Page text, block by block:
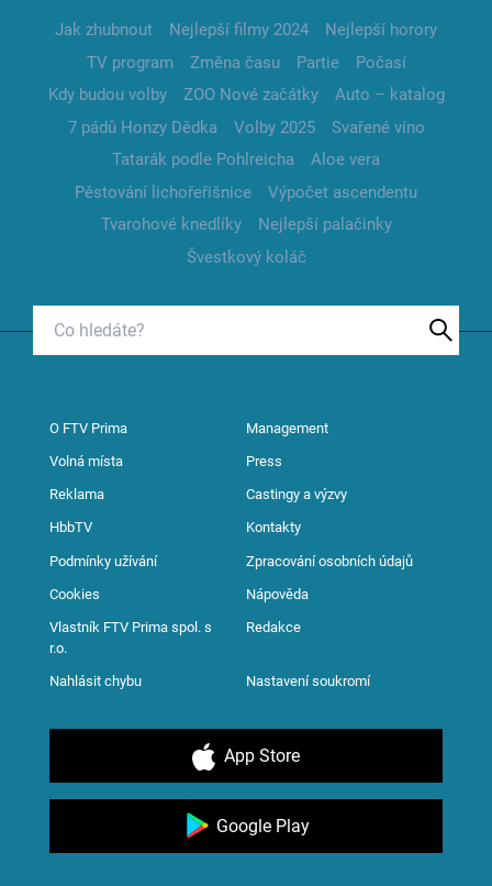
Jak zhubnout Nejlepší filmy 2024
Nejlepší horory
TV program
Změna času Partie
Počasí
Kdy budou volby
ZOO Nové začátky
Auto – katalog
7 pádů Honzy Dědka
Volby 2025
Svařené víno
Tatarák podle Pohlreicha
Aloe vera
Pěstování lichořeřišnice
Výpočet ascendentu
Tvarohové knedlíky
Nejlepší palačinky
Švestkový koláč
O FTV Prima Management
Volná místa Press
Reklama Castingy a výzvy
HbbTV Kontakty
Podmínky užívání Zpracování osobních údajů
Cookies Nápověda
Vlastník FTV Prima spol. s
r.o.
Redakce
Nahlásit chybu Nastavení soukromí
App Store
Google Play